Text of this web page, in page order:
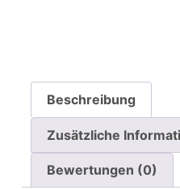
Beschreibung
Zusätzliche
Bewertungen (0)